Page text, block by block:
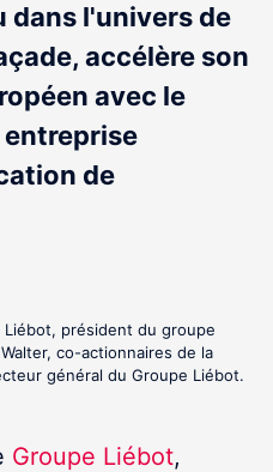
dans l'univers de
accélère son
avec le
entreprise
de
président du groupe
co-actionnaires de la
général du Groupe Liébot.
Groupe Liébot,